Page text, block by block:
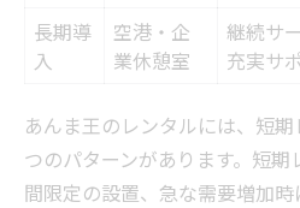
長期導
入
空港・企
業休憩室
継続サ
充実サ
あんま王のレンタルには、短
つのパターンがあります。短
間限定の設置、急な需要増加時